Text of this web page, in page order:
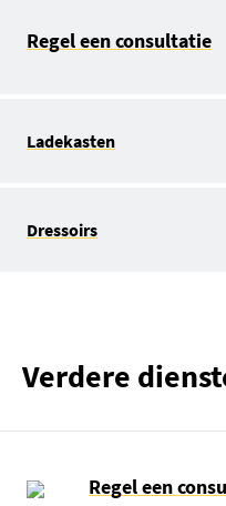
Regel een consultatie
Ladekasten
Dressoirs
Verdere
Regel een